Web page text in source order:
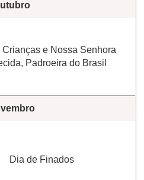
Crianças e Nossa Senhora
Padroeira do Brasil
Dia de Finados